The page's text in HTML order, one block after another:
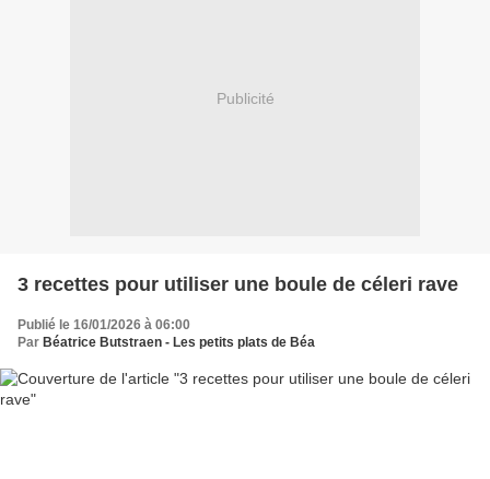
Publicité
3 recettes pour utiliser une boule de céleri rave
Publié le 16/01/2026 à 06:00
Par Béatrice Butstraen - Les petits plats de Béa